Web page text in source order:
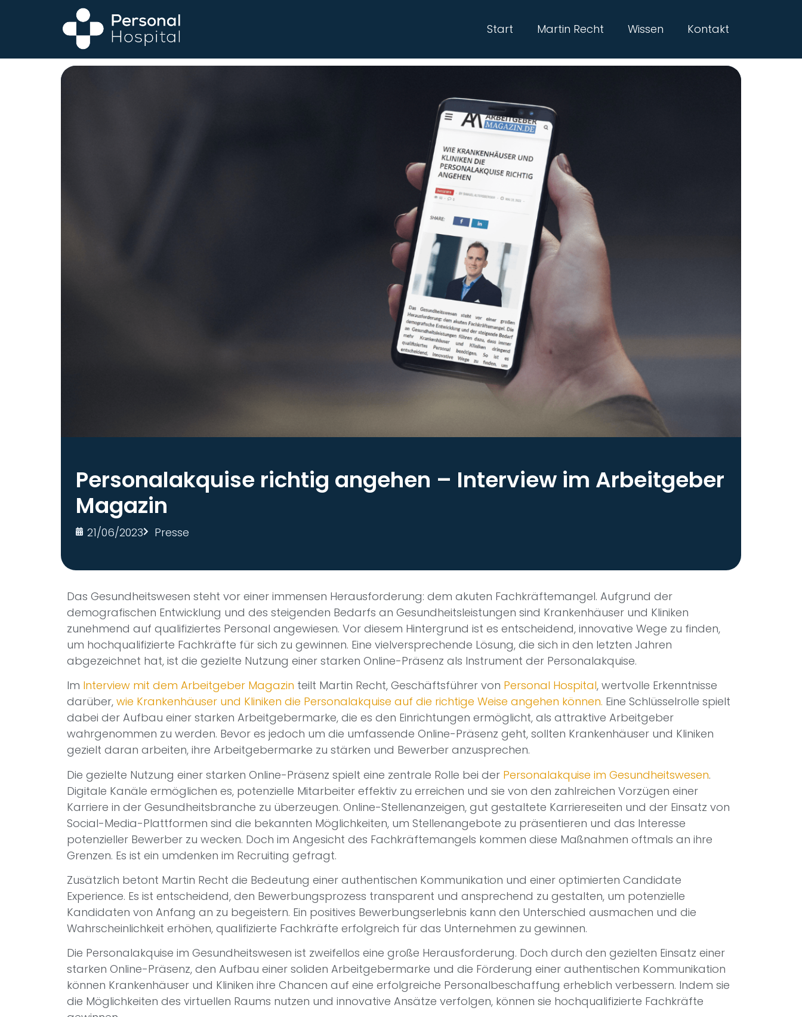
Start Martin Recht Wissen Kontakt
Personalakquise richtig angehen – Interview im Arbeitgeber
Magazin
21/06/2023 Presse
Das Gesundheitswesen steht vor einer immensen Herausforderung: dem akuten Fachkräftemangel. Aufgrund der
demografischen Entwicklung und des steigenden Bedarfs an Gesundheitsleistungen sind Krankenhäuser und Kliniken
zunehmend auf qualifiziertes Personal angewiesen. Vor diesem Hintergrund ist es entscheidend, innovative Wege zu finden,
um hochqualifizierte Fachkräfte für sich zu gewinnen. Eine vielversprechende Lösung, die sich in den letzten Jahren
abgezeichnet hat, ist die gezielte Nutzung einer starken Online-Präsenz als Instrument der Personalakquise.
Im Interview mit dem Arbeitgeber Magazin teilt Martin Recht, Geschäftsführer von Personal Hospital, wertvolle Erkenntnisse
darüber, wie Krankenhäuser und Kliniken die Personalakquise auf die richtige Weise angehen können. Eine Schlüsselrolle spielt
dabei der Aufbau einer starken Arbeitgebermarke, die es den Einrichtungen ermöglicht, als attraktive Arbeitgeber
wahrgenommen zu werden. Bevor es jedoch um die umfassende Online-Präsenz geht, sollten Krankenhäuser und Kliniken
gezielt daran arbeiten, ihre Arbeitgebermarke zu stärken und Bewerber anzusprechen.
Die gezielte Nutzung einer starken Online-Präsenz spielt eine zentrale Rolle bei der Personalakquise im Gesundheitswesen.
Digitale Kanäle ermöglichen es, potenzielle Mitarbeiter effektiv zu erreichen und sie von den zahlreichen Vorzügen einer
Karriere in der Gesundheitsbranche zu überzeugen. Online-Stellenanzeigen, gut gestaltete Karriereseiten und der Einsatz von
Social-Media-Plattformen sind die bekannten Möglichkeiten, um Stellenangebote zu präsentieren und das Interesse
potenzieller Bewerber zu wecken. Doch im Angesicht des Fachkräftemangels kommen diese Maßnahmen oftmals an ihre
Grenzen. Es ist ein umdenken im Recruiting gefragt.
Zusätzlich betont Martin Recht die Bedeutung einer authentischen Kommunikation und einer optimierten Candidate
Experience. Es ist entscheidend, den Bewerbungsprozess transparent und ansprechend zu gestalten, um potenzielle
Kandidaten von Anfang an zu begeistern. Ein positives Bewerbungserlebnis kann den Unterschied ausmachen und die
Wahrscheinlichkeit erhöhen, qualifizierte Fachkräfte erfolgreich für das Unternehmen zu gewinnen.
Die Personalakquise im Gesundheitswesen ist zweifellos eine große Herausforderung. Doch durch den gezielten Einsatz einer
starken Online-Präsenz, den Aufbau einer soliden Arbeitgebermarke und die Förderung einer authentischen Kommunikation
können Krankenhäuser und Kliniken ihre Chancen auf eine erfolgreiche Personalbeschaffung erheblich verbessern. Indem sie
die Möglichkeiten des virtuellen Raums nutzen und innovative Ansätze verfolgen, können sie hochqualifizierte Fachkräfte